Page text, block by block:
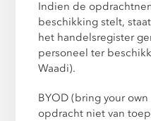
Indien de
beschikking stelt,
het handelsregister
personeel ter
Waadi).
BYOD (bring your
opdracht niet van